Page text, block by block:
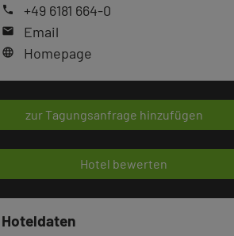
phone +49 6181 664-0
mail Email
language Homepage
zur Tagungsanfrage hinzufügen
Hotel bewerten
Hoteldaten